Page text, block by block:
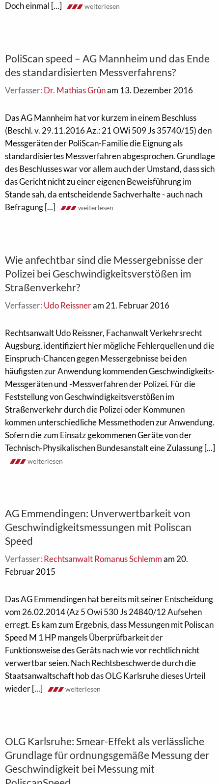
Doch einmal [...]
weiterlesen
PoliScan speed – AG Mannheim und das Ende
des standardisierten Messverfahrens?
Verfasser: Dr. Mathias Grünam 13. Dezember 2016
Das AG Mannheim hat vor kurzem in einem Beschluss
(Beschl. v. 29.11.2016 Az.: 21 OWi 509 Js 35740/15) den
Messgeräten der PoliScan-Familie die Eignung als
standardisiertes Messverfahren abgesprochen. Grundlage
des Beschlusses war vor allem auch der Umstand, dass sich
das Gericht nicht zu einer eigenen Beweisführung im
Stande sah, da entscheidende Sachverhalte - auch nach
Befragung [...]
weiterlesen
Wie anfechtbar sind die Messergebnisse der
Polizei bei Geschwindigkeitsverstößen im
Straßenverkehr?
Verfasser: Udo Reissneram 21. Februar 2016
Rechtsanwalt Udo Reissner, Fachanwalt Verkehrsrecht
Augsburg, identifiziert hier mögliche Fehlerquellen und die
Einspruch-Chancen gegen Messergebnisse bei den
häufigsten zur Anwendung kommenden Geschwindigkeits-
Messgeräten und -Messverfahren der Polizei. Für die
Feststellung von Geschwindigkeitsverstößen im
Straßenverkehr durch die Polizei oder Kommunen
kommen unterschiedliche Messmethoden zur Anwendung.
Sofern die zum Einsatz gekommenen Geräte von der
Technisch-Physikalischen Bundesanstalt eine Zulassung [...]
weiterlesen
AG Emmendingen: Unverwertbarkeit von
Geschwindigkeitsmessungen mit Poliscan
Speed
Verfasser: Rechtsanwalt Romanus Schlemmam 20.
Februar 2015
Das AG Emmendingen hat bereits mit seiner Entscheidung
vom 26.02.2014 (Az 5 Owi 530 Js 24840/12 Aufsehen
erregt. Es kam zum Ergebnis, dass Messungen mit Poliscan
Speed M 1 HP mangels Überprüfbarkeit der
Funktionsweise des Geräts nach wie vor rechtlich nicht
verwertbar seien. Nach Rechtsbeschwerde durch die
Staatsanwaltschaft hob das OLG Karlsruhe dieses Urteil
wieder [...]
weiterlesen
OLG Karlsruhe: Smear-Effekt als verlässliche
Grundlage für ordnungsgemäße Messung der
Geschwindigkeit bei Messung mit